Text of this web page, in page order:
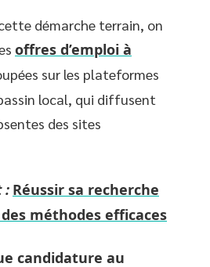
démarche terrain, on
offres d’emploi à
sur les plateformes
local, qui diffusent
des sites
: Réussir sa recherche
méthodes efficaces
candidature au